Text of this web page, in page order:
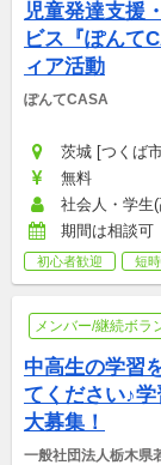
児童発達支援
ビス『ぽんて
ィア活動
ぽんてCASA
茨城 [つくば
無料
社会人・学生
期間は相談可
初心者歓迎 短
メンバー/継続ボラ
中高生の学習
てください♪
大募集！
一般社団法人栃木県